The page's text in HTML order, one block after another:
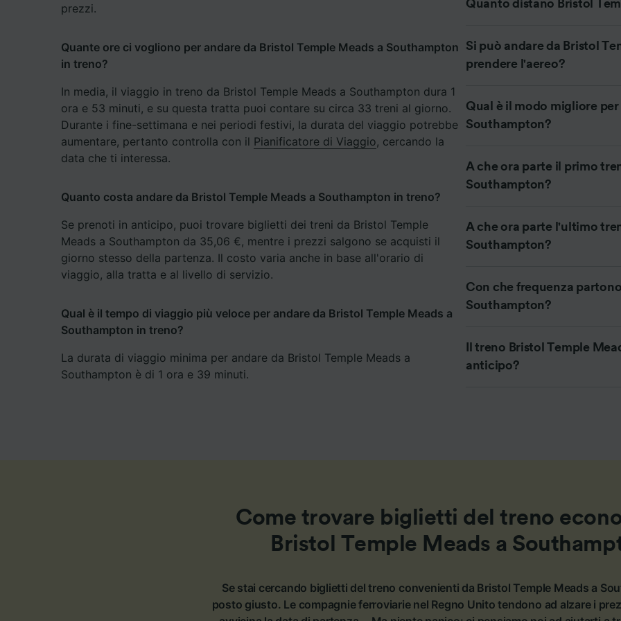
prezzi.
Quante ore ci vogliono per andare da Bristol Temple Meads a Southampton
in treno?
In media, il viaggio in treno da Bristol Temple Meads a Southampton dura 1
ora e 53 minuti, e su questa tratta puoi contare su circa 33 treni al giorno.
Durante i fine-settimana e nei periodi festivi, la durata del viaggio potrebbe
aumentare, pertanto controlla con il Pianificatore di Viaggio, cercando la
data che ti interessa.
Quanto costa andare da Bristol Temple Meads a Southampton in treno?
Se prenoti in anticipo, puoi trovare biglietti dei treni da Bristol Temple
Meads a Southampton da 35,06 €, mentre i prezzi salgono se acquisti il
giorno stesso della partenza. Il costo varia anche in base all'orario di
viaggio, alla tratta e al livello di servizio.
Qual è il tempo di viaggio più veloce per andare da Bristol Temple Meads a
Southampton in treno?
La durata di viaggio minima per andare da Bristol Temple Meads a
Southampton è di 1 ora e 39 minuti.
Quanto distano Bristol
Si può andare da Bristol
prendere l'aereo?
Qual è il modo migliore
Southampton?
A che ora parte il primo
Southampton?
A che ora parte l'ultimo
Southampton?
Con che frequenza
Southampton?
Il treno Bristol Temple
anticipo?
Come trovare biglietti del treno
Bristol Temple Meads a
Se stai cercando biglietti del treno convenienti da Bristol Temple Meads a
posto giusto. Le compagnie ferroviarie nel Regno Unito tendono ad alzare i